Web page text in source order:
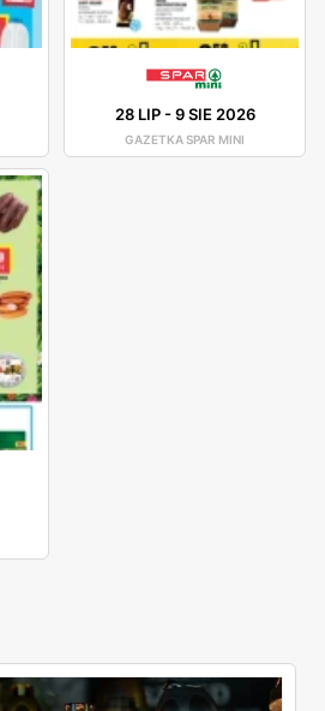
28 LIP-9 SIE 2026
GAZETKA SPAR MINI